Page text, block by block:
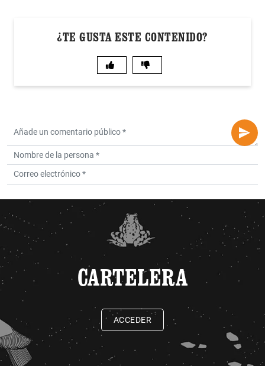
¿TE GUSTA ESTE CONTENIDO?
CARTELERA
ACCEDER